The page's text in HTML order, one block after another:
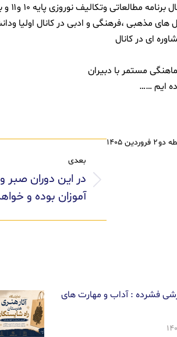
ایم ……
دو۲ فروردین ۱۴۰۵
بعدی
در این دوران
آموزان بوده و
فشرده : آداب و مهارت های